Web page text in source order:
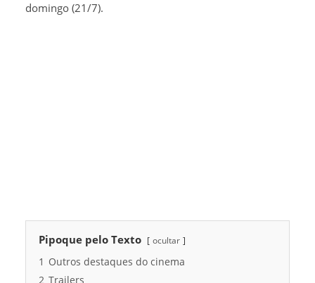
domingo (21/7).
Pipoque pelo Texto ocultar
1 Outros destaques do cinema
2 Trailers